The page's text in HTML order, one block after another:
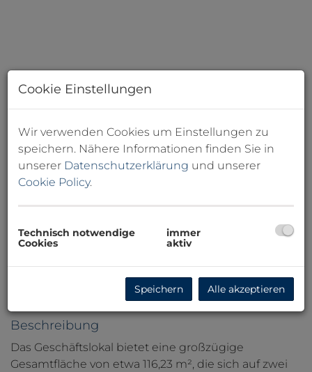
Außenansicht - Schaufenster - Nr. 4
Beschreibung
Das Geschäftslokal bietet eine großzügige
Gesamtfläche von etwa 116,23 m², die sich auf zwei
Cookie Einstellungen
Wir verwenden Cookies um Einstellungen zu
speichern. Nähere Informationen finden Sie in
unserer Datenschutzerklärung und unserer
Cookie Policy.
Technisch notwendige
Cookies
immer
aktiv
Speichern Alle akzeptieren